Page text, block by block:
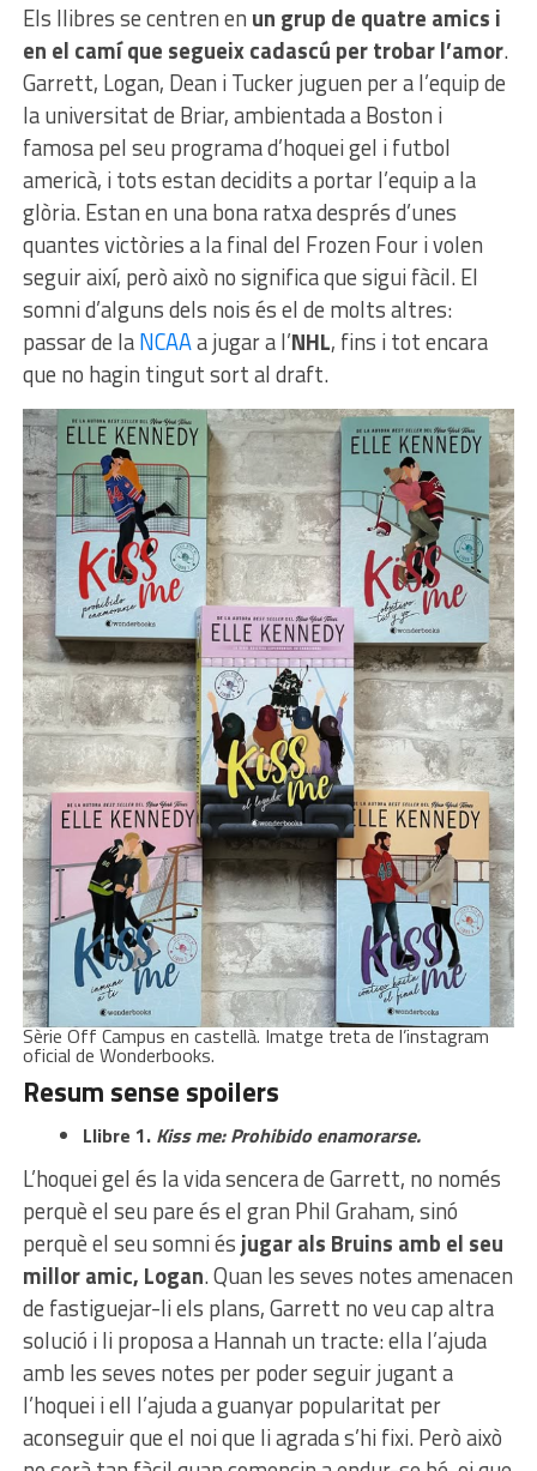
Els llibres se centren en un grup de quatre amics i
en el camí que segueix cadascú per trobar l’amor.
Garrett, Logan, Dean i Tucker juguen per a l’equip de
la universitat de Briar, ambientada a Boston i
famosa pel seu programa d’hoquei gel i futbol
americà, i tots estan decidits a portar l’equip a la
glòria. Estan en una bona ratxa després d’unes
quantes victòries a la final del Frozen Four i volen
seguir així, però això no significa que sigui fàcil. El
somni d’alguns dels nois és el de molts altres:
passar de laNCAAa jugar a l’NHL, fins i tot encara
que no hagin tingut sort al draft.
Sèrie Off Campus en castellà. Imatge treta de l’instagram
oficial de Wonderbooks.
Resum sense spoilers
Llibre 1.Kiss me: Prohibido enamorarse.
L’hoquei gel és la vida sencera de Garrett, no només
perquè el seu pare és el gran Phil Graham, sinó
perquè el seu somni ésjugar als Bruins amb el seu
millor amic, Logan. Quan les seves notes amenacen
de fastiguejar-li els plans, Garrett no veu cap altra
solució i li proposa a Hannah un tracte: ella l’ajuda
amb les seves notes per poder seguir jugant a
l’hoquei i ell l’ajuda a guanyar popularitat per
aconseguir que el noi que li agrada s’hi fixi. Però això